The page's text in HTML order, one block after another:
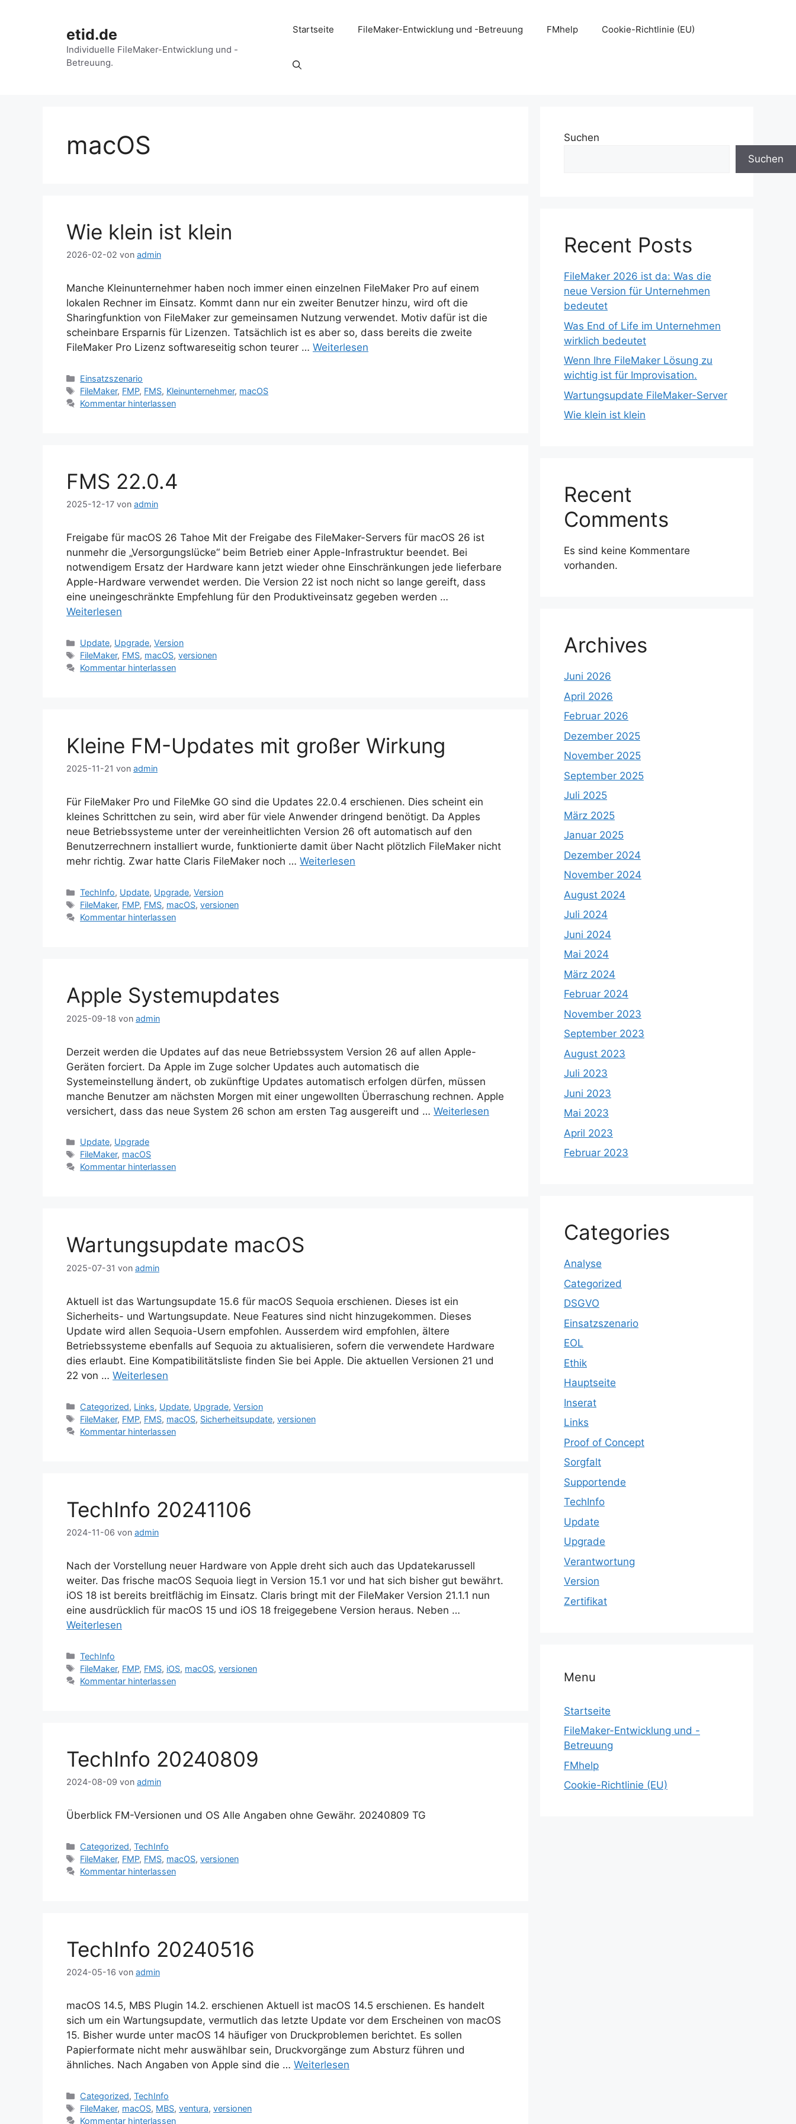
etid.de
Individuelle FileMaker-Entwicklung und -
Betreuung.
Startseite FileMaker-Entwicklung und -Betreuung FMhelp Cookie-Richtlinie (EU)
macOS
Wie klein ist klein
2026-02-02 von admin
Manche Kleinunternehmer haben noch immer einen einzelnen FileMaker Pro auf einem
lokalen Rechner im Einsatz. Kommt dann nur ein zweiter Benutzer hinzu, wird oft die
Sharingfunktion von FileMaker zur gemeinsamen Nutzung verwendet. Motiv dafür ist die
scheinbare Ersparnis für Lizenzen. Tatsächlich ist es aber so, dass bereits die zweite
FileMaker Pro Lizenz softwareseitig schon teurer … Weiterlesen
Kategorien
Einsatzszenario
Schlagwörter
FileMaker, FMP, FMS, Kleinunternehmer, macOS
Kommentar hinterlassen
FMS 22.0.4
2025-12-17 von admin
Freigabe für macOS 26 Tahoe Mit der Freigabe des FileMaker-Servers für macOS 26 ist
nunmehr die „Versorgungslücke“ beim Betrieb einer Apple-Infrastruktur beendet. Bei
notwendigem Ersatz der Hardware kann jetzt wieder ohne Einschränkungen jede lieferbare
Apple-Hardware verwendet werden. Die Version 22 ist noch nicht so lange gereift, dass
eine uneingeschränkte Empfehlung für den Produktiveinsatz gegeben werden …
Weiterlesen
Kategorien
Update, Upgrade,Version
Schlagwörter
FileMaker, FMS, macOS,versionen
Kommentar hinterlassen
Kleine FM-Updates mit großer Wirkung
2025-11-21 von admin
Für FileMaker Pro und FileMke GO sind die Updates 22.0.4 erschienen. Dies scheint ein
kleines Schrittchen zu sein, wird aber für viele Anwender dringend benötigt. Da Apples
neue Betriebssysteme unter der vereinheitlichten Version 26 oft automatisch auf den
Benutzerrechnern installiert wurde, funktionierte damit über Nacht plötzlich FileMaker nicht
mehr richtig. Zwar hatte Claris FileMaker noch … Weiterlesen
Kategorien
TechInfo, Update, Upgrade,Version
Schlagwörter
FileMaker, FMP, FMS, macOS,versionen
Kommentar hinterlassen
Apple Systemupdates
2025-09-18 von admin
Derzeit werden die Updates auf das neue Betriebssystem Version 26 auf allen Apple-
Geräten forciert. Da Apple im Zuge solcher Updates auch automatisch die
Systemeinstellung ändert, ob zukünftige Updates automatisch erfolgen dürfen, müssen
manche Benutzer am nächsten Morgen mit einer ungewollten Überraschung rechnen. Apple
versichert, dass das neue System 26 schon am ersten Tag ausgereift und … Weiterlesen
Kategorien
Update, Upgrade
Schlagwörter
FileMaker, macOS
Kommentar hinterlassen
Wartungsupdate macOS
2025-07-31 von admin
Aktuell ist das Wartungsupdate 15.6 für macOS Sequoia erschienen. Dieses ist ein
Sicherheits- und Wartungsupdate. Neue Features sind nicht hinzugekommen. Dieses
Update wird allen Sequoia-Usern empfohlen. Ausserdem wird empfohlen, ältere
Betriebssysteme ebenfalls auf Sequoia zu aktualisieren, sofern die verwendete Hardware
dies erlaubt. Eine Kompatibilitätsliste finden Sie bei Apple. Die aktuellen Versionen 21 und
22 von … Weiterlesen
Kategorien
Categorized, Links, Update, Upgrade,Version
Schlagwörter
FileMaker, FMP, FMS, macOS, Sicherheitsupdate,versionen
Kommentar hinterlassen
TechInfo 20241106
2024-11-06 von admin
Nach der Vorstellung neuer Hardware von Apple dreht sich auch das Updatekarussell
weiter. Das frische macOS Sequoia liegt in Version 15.1 vor und hat sich bisher gut bewährt.
iOS 18 ist bereits breitflächig im Einsatz. Claris bringt mit der FileMaker Version 21.1.1 nun
eine ausdrücklich für macOS 15 und iOS 18 freigegebene Version heraus. Neben …
Weiterlesen
Kategorien
TechInfo
Schlagwörter
FileMaker, FMP, FMS, iOS, macOS,versionen
Kommentar hinterlassen
TechInfo 20240809
2024-08-09 von admin
Überblick FM-Versionen und OS Alle Angaben ohne Gewähr. 20240809 TG
Kategorien
Categorized,TechInfo
Schlagwörter
FileMaker, FMP, FMS, macOS,versionen
Kommentar hinterlassen
TechInfo 20240516
2024-05-16 von admin
macOS 14.5, MBS Plugin 14.2. erschienen Aktuell ist macOS 14.5 erschienen. Es handelt
sich um ein Wartungsupdate, vermutlich das letzte Update vor dem Erscheinen von macOS
15. Bisher wurde unter macOS 14 häufiger von Druckproblemen berichtet. Es sollen
Papierformate nicht mehr auswählbar sein, Druckvorgänge zum Absturz führen und
ähnliches. Nach Angaben von Apple sind die … Weiterlesen
Kategorien
Categorized,TechInfo
Schlagwörter
FileMaker, macOS, MBS,ventura,versionen
Kommentar hinterlassen
Suchen
Suchen
Recent Posts
FileMaker 2026 ist da: Was die
neue Version für Unternehmen
bedeutet
Was End of Life im Unternehmen
wirklich bedeutet
Wenn Ihre FileMaker Lösung zu
wichtig ist für Improvisation.
Wartungsupdate FileMaker-Server
Wie klein ist klein
Recent
Comments
Es sind keine Kommentare
vorhanden.
Archives
Juni 2026
April 2026
Februar 2026
Dezember 2025
November 2025
September 2025
Juli 2025
März 2025
Januar 2025
Dezember 2024
November 2024
August 2024
Juli 2024
Juni 2024
Mai 2024
März 2024
Februar 2024
November 2023
September 2023
August 2023
Juli 2023
Juni 2023
Mai 2023
April 2023
Februar 2023
Categories
Analyse
Categorized
DSGVO
Einsatzszenario
EOL
Ethik
Hauptseite
Inserat
Links
Proof of Concept
Sorgfalt
Supportende
TechInfo
Update
Upgrade
Verantwortung
Version
Zertifikat
Menu
Startseite
FileMaker-Entwicklung und -
Betreuung
FMhelp
Cookie-Richtlinie (EU)